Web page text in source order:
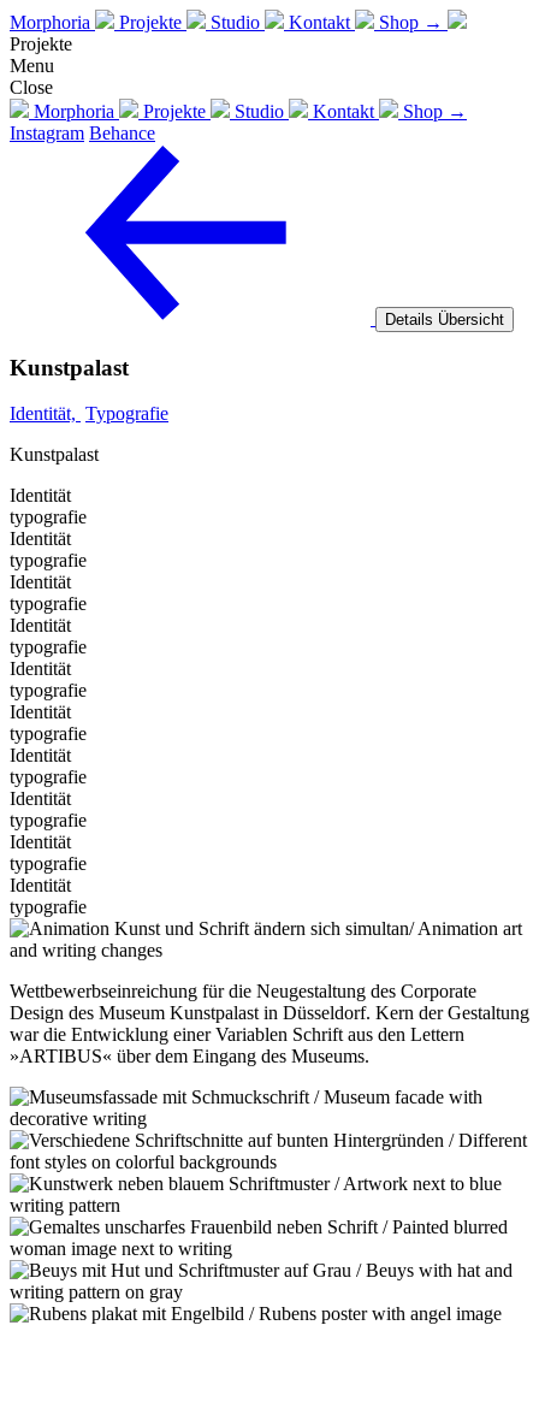
Morphoria Projekte Studio Kontakt
Shop →
Projekte
Menu
Close
Morphoria
Projekte Studio Kontakt
Shop →
Instagram Behance
Details Übersicht
Kunstpalast
Identität, Typografie
Kunstpalast
Identität
typografie
Identität
typografie
Identität
typografie
Identität
typografie
Identität
typografie
Identität
typografie
Identität
typografie
Identität
typografie
Identität
typografie
Identität
typografie
Wettbewerbseinreichung für die Neugestaltung des Corporate
Design des Museum Kunstpalast in Düsseldorf. Kern der Gestaltung
war die Entwicklung einer Variablen Schrift aus den Lettern
»ARTIBUS« über dem Eingang des Museums.